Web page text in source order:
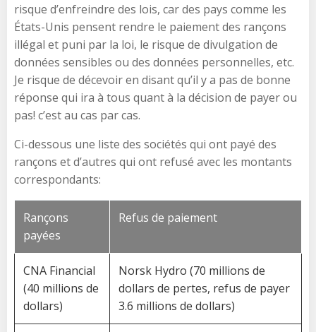
risque d’enfreindre des lois, car des pays comme les
États-Unis pensent rendre le paiement des rançons
illégal et puni par la loi, le risque de divulgation de
données sensibles ou des données personnelles, etc.
Je risque de décevoir en disant qu’il y a pas de bonne
réponse qui ira à tous quant à la décision de payer ou
pas! c’est au cas par cas.
Ci-dessous une liste des sociétés qui ont payé des
rançons et d’autres qui ont refusé avec les montants
correspondants:
Rançons
payées
Refus de paiement
CNA Financial
(40 millions de
dollars)
Norsk Hydro (70 millions de
dollars de pertes, refus de payer
3.6 millions de dollars)